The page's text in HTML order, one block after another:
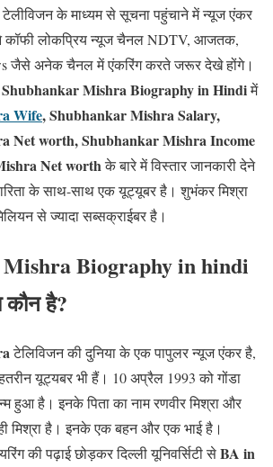
के माध्यम से सूचना पहुंचाने में न्यूज एंकर
कॉफी लोकप्रिय न्यूज चैनल NDTV, आजतक,
जैसे अनेक चैनल में एंकरिंग करते जरूर देखे होंगे।
Shubhankar Mishra Biography in Hindiमें
Wife, Shubhankar Mishra Salary,
Net worth, Shubhankar Mishra Income
Net worthके बारे में विस्तार जानकारी देने
के साथ-साथ एक यूट्यूबर है। शुभंकर मिश्रा
से ज्यादा सब्सक्राईबर है।
Biography in hindi
कौन है?
टेलिविजन की दुनिया के एक पापुलर न्यूज एंकर है,
यूट्यबर भी हैं। 10 अप्रैल 1993 को गोंडा
हुआ है। इनके पिता का नाम रणवीर मिश्रा और
मिश्रा है। इनके एक बहन और एक भाई है।
की पढ़ाई छोड़कर दिल्ली यूनिवर्सिटी सेBA in